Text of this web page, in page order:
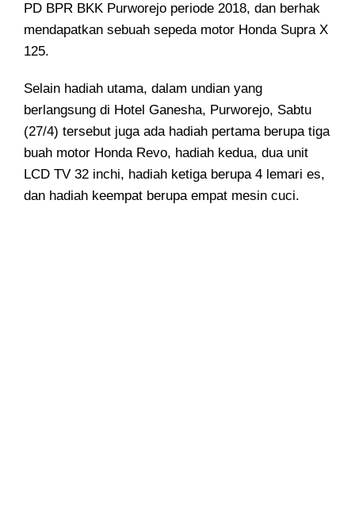
PD BPR BKK Purworejo periode 2018, dan berhak
mendapatkan sebuah sepeda motor Honda Supra X
125.
Selain hadiah utama, dalam undian yang
berlangsung di Hotel Ganesha, Purworejo, Sabtu
(27/4) tersebut juga ada hadiah pertama berupa tiga
buah motor Honda Revo, hadiah kedua, dua unit
LCD TV 32 inchi, hadiah ketiga berupa 4 lemari es,
dan hadiah keempat berupa empat mesin cuci.